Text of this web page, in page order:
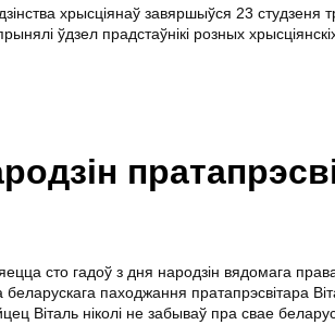
хрысціянаў завяршыўся 23 студзеня
ўдзел прадстаўнікі розных
сто гадоў з дня народзін вядомага
беларускага паходжання пратапрэсвітара
Віталь ніколі не забываў пра свае